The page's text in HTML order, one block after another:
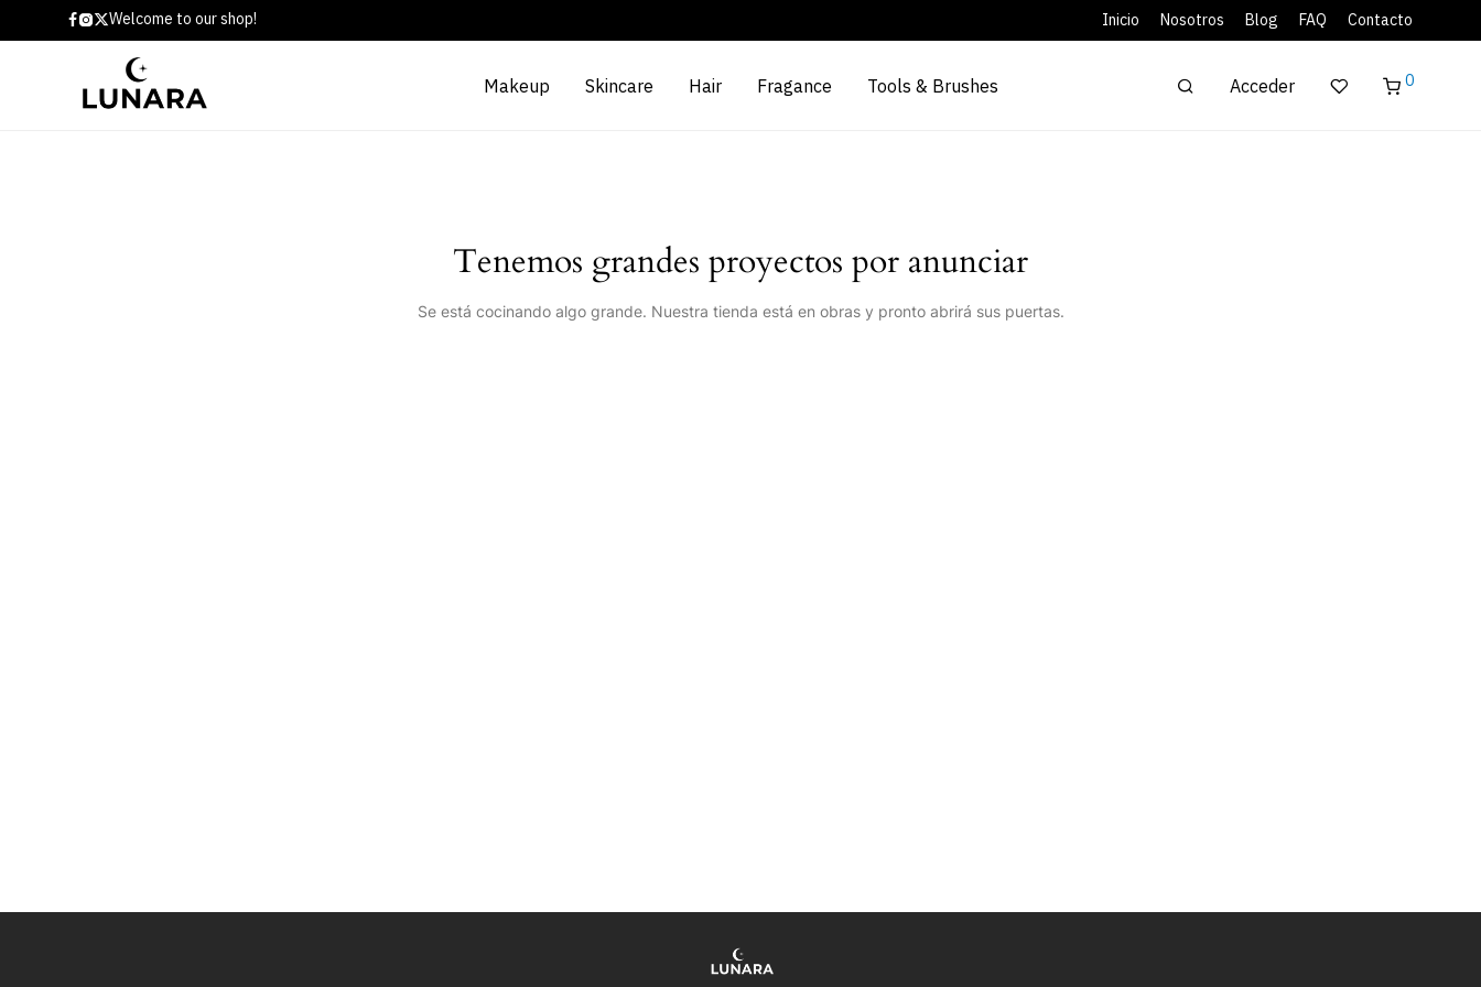
Welcome to our shop! Inicio Nosotros Blog FAQ Contacto
Makeup Skincare Hair Fragance Tools & Brushes Acceder 0
Tenemos grandes proyectos por anunciar
Se está cocinando algo grande. Nuestra tienda está en obras y pronto abrirá sus puertas.